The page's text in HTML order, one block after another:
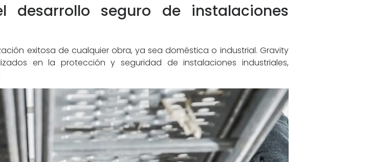
desarrollo seguro de instalaciones
exitosa de cualquier obra, ya sea doméstica o industrial. Gravity
en la protección y seguridad de instalaciones industriales,